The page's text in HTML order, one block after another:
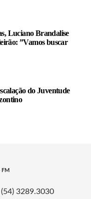
Luciano Brandalise
”Vamos buscar
do Juventude
FM
3289.3030